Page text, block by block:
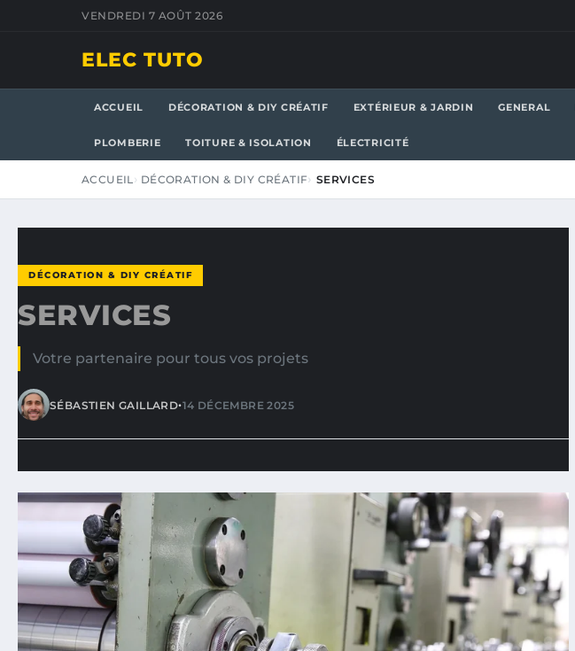
VENDREDI 7 AOÛT 2026
ELEC TUTO
ACCUEIL DÉCORATION & DIY CRÉATIF EXTÉRIEUR & JARDIN GENERAL
PLOMBERIE TOITURE & ISOLATION ÉLECTRICITÉ
ACCUEIL DÉCORATION & DIY CRÉATIF SERVICES
DÉCORATION & DIY CRÉATIF
SERVICES
Votre partenaire pour tous vos projets
SÉBASTIEN GAILLARD•14 DÉCEMBRE 2025